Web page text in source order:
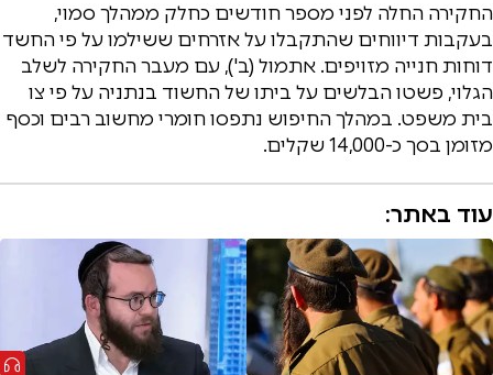
החקירה החלה לפני מספר חודשים כחלק ממהלך סמוי,
בעקבות דיווחים שהתקבלו על אזרחים ששילמו על פי החשד
דוחות חנייה מזויפים. אתמול (ב'), עם מעבר החקירה לשלב
הגלוי, פשטו הבלשים על ביתו של החשוד בנתניה על פי צו
בית משפט. במהלך החיפוש נתפסו חומרי מחשוב רבים וכסף
מזומן בסך כ-14,000 שקלים.
עוד באתר: